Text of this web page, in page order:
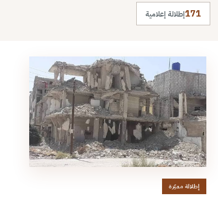
171إطلالة إعلامية
إطلالة مميّزة